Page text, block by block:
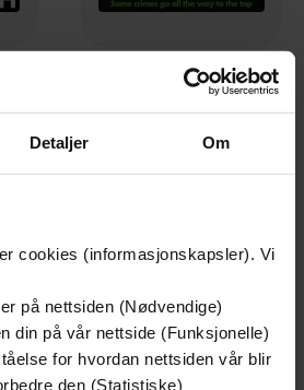
Detaljer Om
cookies (informasjonskapsler). Vi
på nettsiden (Nødvendige)
din på vår nettside (Funksjonelle)
for hvordan nettsiden vår blir
den (Statistiske)
236,-
A Cold Killing